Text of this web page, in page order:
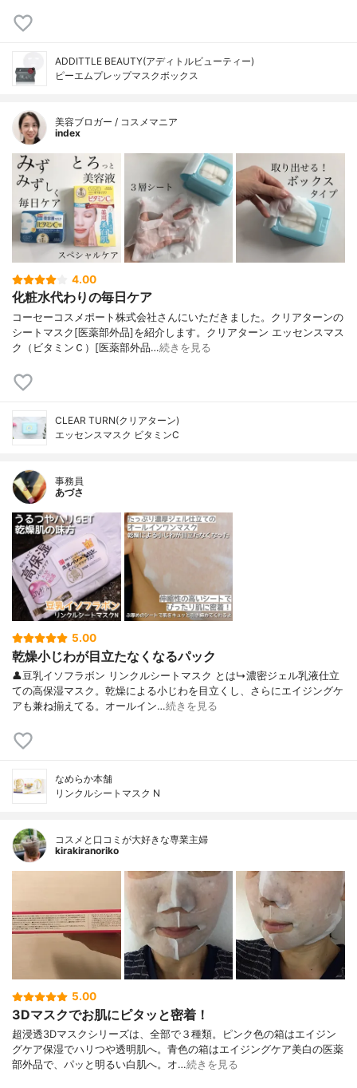
ADDITTLE BEAUTY(アディトルビューティー)
ピーエムプレップマスクボックス
美容ブロガー / コスメマニア
index
4.00
化粧水代わりの毎日ケア
コーセーコスメポート株式会社さんにいただきました。クリアターンの
シートマスク[医薬部外品]を紹介します。クリアターン エッセンスマス
ク（ビタミンＣ）[医薬部外品…続きを見る
CLEAR TURN(クリアターン)
エッセンスマスク ビタミンC
事務員
あづさ
5.00
乾燥小じわが目立たなくなるパック
👤豆乳イソフラボン リンクルシートマスク とは↳濃密ジェル乳液仕立
ての高保湿マスク。乾燥による小じわを目立くし、さらにエイジングケ
アも兼ね揃えてる。オールイン…続きを見る
なめらか本舗
リンクルシートマスク N
コスメと口コミが大好きな専業主婦
kirakiranoriko
5.00
3Dマスクでお肌にピタッと密着！
超浸透3Dマスクシリーズは、全部で３種類。ピンク色の箱はエイジン
グケア保湿でハリつや透明肌へ。青色の箱はエイジングケア美白の医薬
部外品で、パッと明るい白肌へ。オ…続きを見る